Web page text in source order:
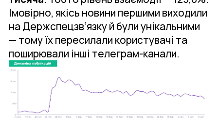
Імовірно, якісь новини першими виходили
на Держспецзв’язку й були унікальними
— тому їх пересилали користувачі та
поширювали інші телеграм-канали.